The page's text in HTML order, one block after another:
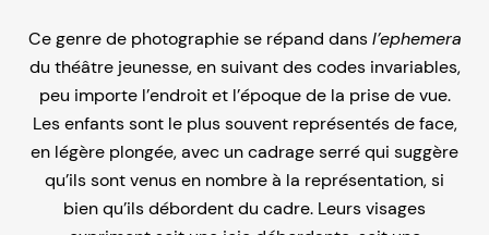
Ce genre de photographie se répand dansl’ephemera
du théâtre jeunesse, en suivant des codes invariables,
peu importe l’endroit et l’époque de la prise de vue.
Les enfants sont le plus souvent représentés de face,
en légère plongée, avec un cadrage serré qui suggère
qu’ils sont venus en nombre à la représentation, si
bien qu’ils débordent du cadre. Leurs visages